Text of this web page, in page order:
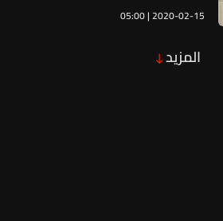
05:00 | 2020-02-15
المزيد